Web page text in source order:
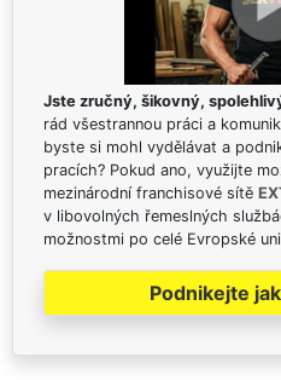
Jste zručný, šikovný,
rád všestrannou práci a
byste si mohl vydělávat a
pracích? Pokud ano, využijte
mezinárodní franchisové sítě
v libovolných řemeslných
možnostmi po celé Evropské
Podnikejte